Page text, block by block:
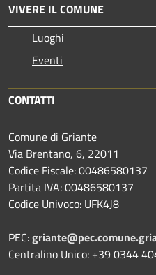
VIVERE IL COMUNE
Luoghi
Eventi
CONTATTI
Comune di Griante
Via Brentano, 6, 22011
Codice Fiscale: 00486580137
Partita IVA: 00486580137
Codice Univoco: UFK4J8
PEC:
Centralino Unico: +39 0344